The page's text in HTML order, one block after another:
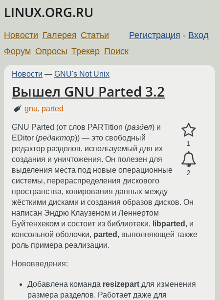
LINUX.ORG.RU
Регистрация - Вход
Новости Галерея Статьи
Форум Опросы Трекер Поиск
Новости — GNU's Not Unix
Вышел GNU Parted 3.2
gnu, parted
1
2
GNU Parted (от слов PARTition (раздел) и
EDitor (редактор)) — это свободный
редактор разделов, используемый для их
создания и уничтожения. Он полезен для
выделения места под новые операционные
системы, перераспределения дискового
пространства, копирования данных между
жёсткими дисками и создания образов дисков. Он
написан Эндрю Клаузеном и Леннертом
Буйтенхеком и состоит из библиотеки, libparted , и
консольной оболочки, parted , выполняющей также
роль примера реализации.
Нововведения:
Добавлена команда resizepart для изменения
размера разделов. Работает даже для